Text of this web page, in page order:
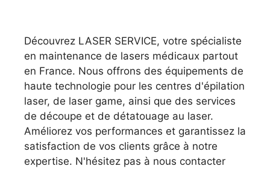
Découvrez LASER SERVICE, votre spécialiste
en maintenance de lasers médicaux partout
en France. Nous offrons des équipements de
haute technologie pour les centres d'épilation
laser, de laser game, ainsi que des services
de découpe et de détatouage au laser.
Améliorez vos performances et garantissez la
satisfaction de vos clients grâce à notre
expertise. N'hésitez pas à nous contacter